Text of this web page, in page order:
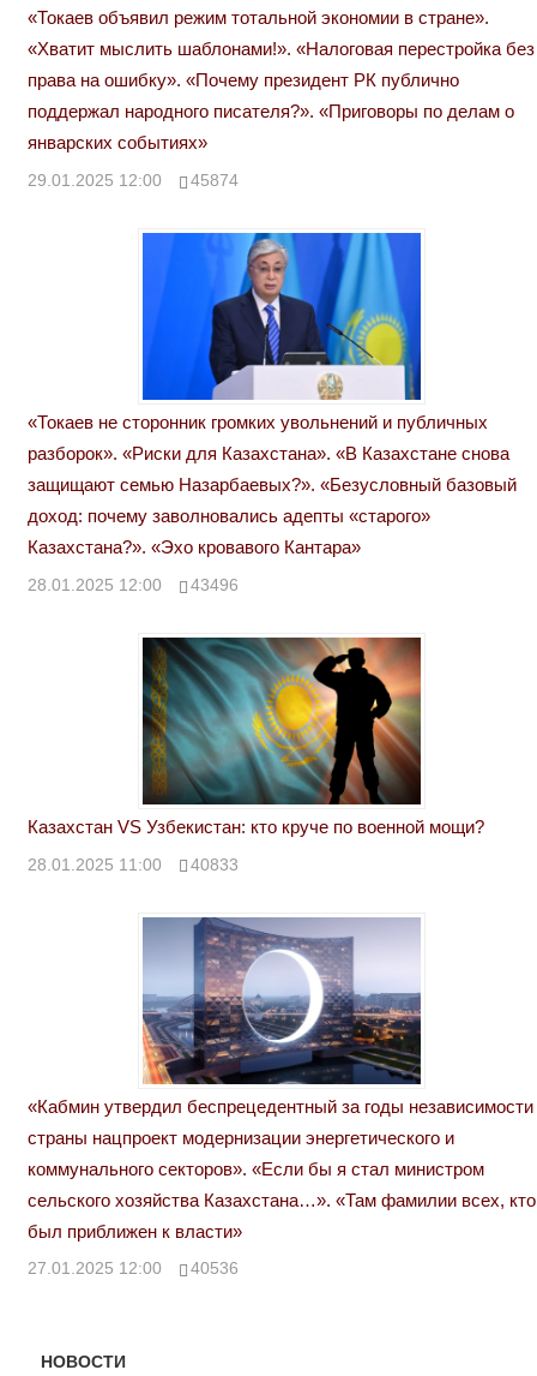
«Токаев объявил режим тотальной экономии в стране».
«Хватит мыслить шаблонами!». «Налоговая перестройка без
права на ошибку». «Почему президент РК публично
поддержал народного писателя?». «Приговоры по делам о
январских событиях»
29.01.2025 12:00 45874
«Токаев не сторонник громких увольнений и публичных
разборок». «Риски для Казахстана». «В Казахстане снова
защищают семью Назарбаевых?». «Безусловный базовый
доход: почему заволновались адепты «старого»
Казахстана?». «Эхо кровавого Кантара»
28.01.2025 12:00 43496
Казахстан VS Узбекистан: кто круче по военной мощи?
28.01.2025 11:00 40833
«Кабмин утвердил беспрецедентный за годы независимости
страны нацпроект модернизации энергетического и
коммунального секторов». «Если бы я стал министром
сельского хозяйства Казахстана…». «Там фамилии всех, кто
был приближен к власти»
27.01.2025 12:00 40536
НОВОСТИ